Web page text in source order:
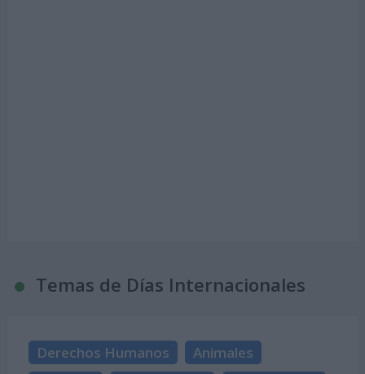
Temas de Días Internacionales
Derechos Humanos
Animales